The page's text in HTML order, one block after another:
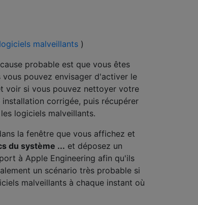
malveillants )
probable est que vous êtes
pouvez envisager d'activer le
voir si vous pouvez nettoyer votre
corrigée, puis récupérer
logiciels malveillants.
la fenêtre que vous affichez et
du système ... et déposez un
à Apple Engineering afin qu'ils
un scénario très probable si
malveillants à chaque instant où